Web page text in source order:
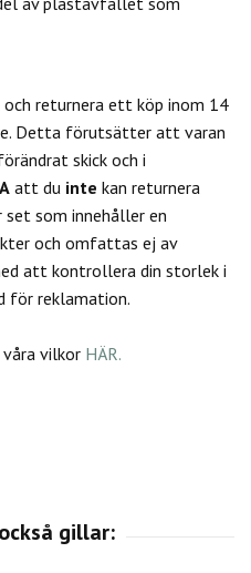
och returnera ett köp inom 14
Detta förutsätter att varan
skick och i
att du inte kan returnera
set som innehåller en
och omfattas ej av
att kontrollera din storlek i
för reklamation.
vilkor HÄR.